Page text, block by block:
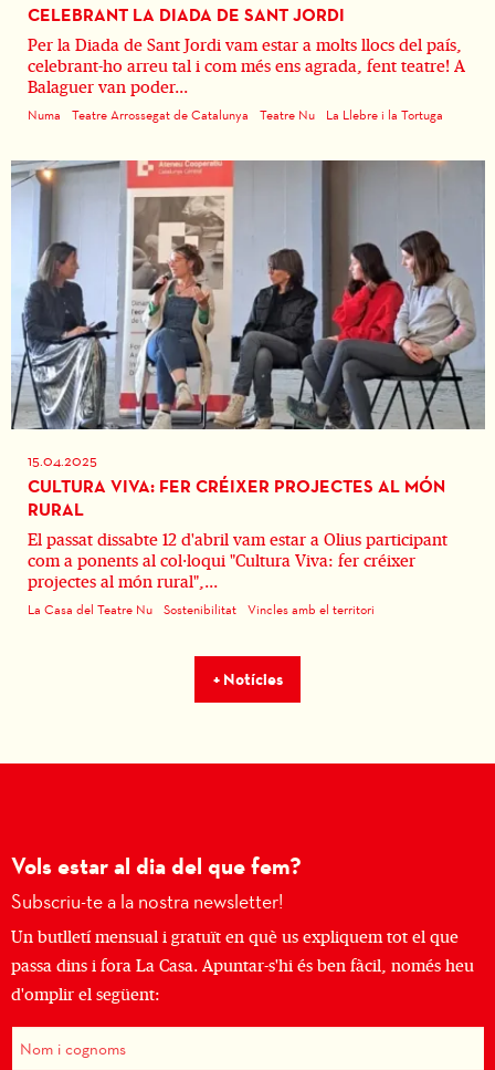
CELEBRANT LA DIADA DE SANT JORDI
Per la Diada de Sant Jordi vam estar a molts llocs del país,
celebrant-ho arreu tal i com més ens agrada, fent teatre! A
Balaguer van poder...
Numa Teatre Arrossegat de Catalunya Teatre Nu La Llebre i la Tortuga
15.04.2025
CULTURA VIVA: FER CRÉIXER PROJECTES AL MÓN
RURAL
El passat dissabte 12 d'abril vam estar a Olius participant
com a ponents al col·loqui "Cultura Viva: fer créixer
projectes al món rural",...
La Casa del Teatre Nu Sostenibilitat Vincles amb el territori
+ Notícies
Vols estar al dia del que fem?
Subscriu-te a la nostra newsletter!
Un butlletí mensual i gratuït en què us expliquem tot el que
passa dins i fora La Casa. Apuntar-s'hi és ben fàcil, només heu
d'omplir el següent: